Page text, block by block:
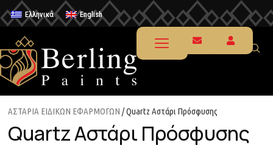
Ελληνικά English
ΑΣΤΑΡΙΑ ΕΙΔΙΚΩΝ ΕΦΑΡΜΟΓΩΝ / Quartz Αστάρι Πρόσφυσης
Quartz Αστάρι Πρόσφυσης